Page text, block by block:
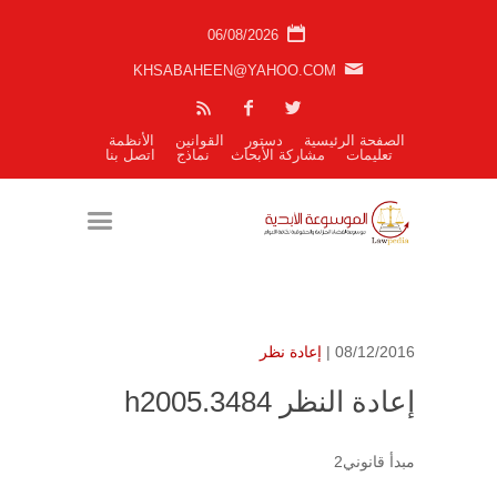
06/08/2026
KHSABAHEEN@YAHOO.COM
الصفحة الرئيسية دستور القوانين
الأنظمة
تعليمات
مشاركة الأبحاث نماذج اتصل بنا
08/12/2016 | إعادة نظر
إعادة النظر h2005.3484
مبدأ قانوني2